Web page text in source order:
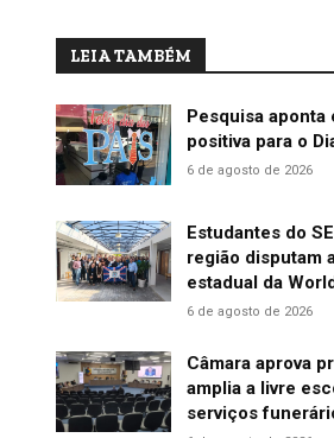
LEIA TAMBÉM
Pesquisa aponta
positiva para o
6 de agosto de 2026
Estudantes do
região disputam
estadual da
6 de agosto de 2026
Câmara aprova
amplia a livre
serviços